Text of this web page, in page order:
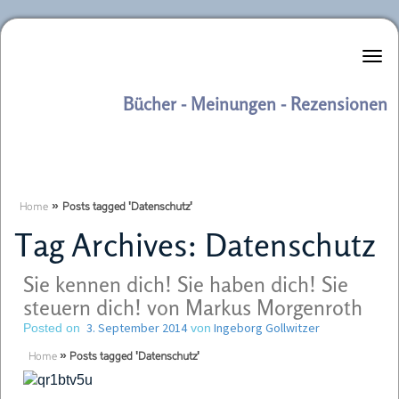
Literaturkurier.net
Bücher - Meinungen - Rezensionen
Home » Posts tagged 'Datenschutz'
Tag Archives: Datenschutz
Sie kennen dich! Sie haben dich! Sie
steuern dich! von Markus Morgenroth
Posted on 3. September 2014von Ingeborg Gollwitzer
Home » Posts tagged 'Datenschutz'